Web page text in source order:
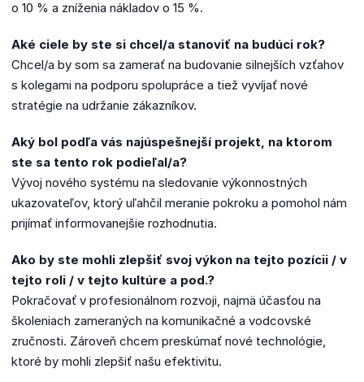
o 10 % a zníženia nákladov o 15 %.
Aké ciele by ste si chcel/a stanoviť na budúci rok?
Chcel/a by som sa zamerať na budovanie silnejších vzťahov
s kolegami na podporu spolupráce a tiež vyvíjať nové
stratégie na udržanie zákazníkov.
Aký bol podľa vás najúspešnejší projekt, na ktorom
ste sa tento rok podieľal/a?
Vývoj nového systému na sledovanie výkonnostných
ukazovateľov, ktorý uľahčil meranie pokroku a pomohol nám
prijímať informovanejšie rozhodnutia.
Ako by ste mohli zlepšiť svoj výkon na tejto pozícii / v
tejto roli / v tejto kultúre a pod.?
Pokračovať v profesionálnom rozvoji, najmä účasťou na
školeniach zameraných na komunikačné a vodcovské
zručnosti. Zároveň chcem preskúmať nové technológie,
ktoré by mohli zlepšiť našu efektivitu.